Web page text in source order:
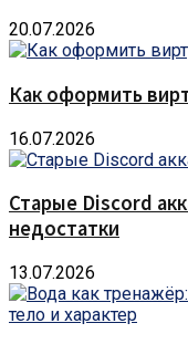
20.07.2026
Как оформить
16.07.2026
Старые Discord
недостатки
13.07.2026